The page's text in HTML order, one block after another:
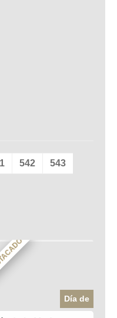
542 543
Día de